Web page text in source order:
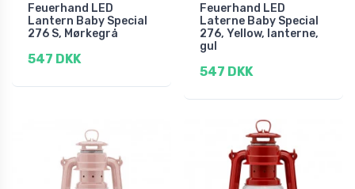
Feuerhand LED
Lantern Baby Special
276 S, Mørkegrå
547 DKK
Feuerhand LED
Laterne Baby Special
276, Yellow, lanterne,
gul
547 DKK